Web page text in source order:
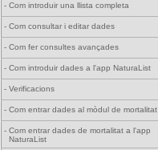
- Com introduir una llista completa
- Com consultar i editar dades
- Com fer consultes avançades
- Com introduir dades a l'app NaturaList
- Verificacions
- Com entrar dades al mòdul de mortalitat
- Com entrar dades de mortalitat a l'app
NaturaList